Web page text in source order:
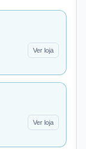
Ver loja
Ver loja